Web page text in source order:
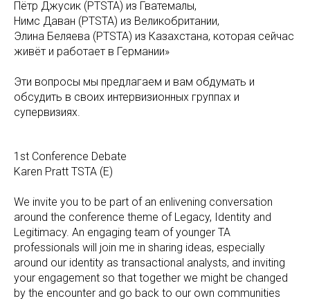
Пётр Джусик (PTSTA) из Гватемалы,
Нимс Даван (PTSTA) из Великобритании,
Элина Беляева (PTSTA) из Казахстана, которая сейчас
живёт и работает в Германии»
Эти вопросы мы предлагаем и вам обдумать и
обсудить в своих интервизионных группах и
супервизиях.
1st Conference Debate
Karen Pratt TSTA (E)
We invite you to be part of an enlivening conversation
around the conference theme of Legacy, Identity and
Legitimacy. An engaging team of younger TA
professionals will join me in sharing ideas, especially
around our identity as transactional analysts, and inviting
your engagement so that together we might be changed
by the encounter and go back to our own communities